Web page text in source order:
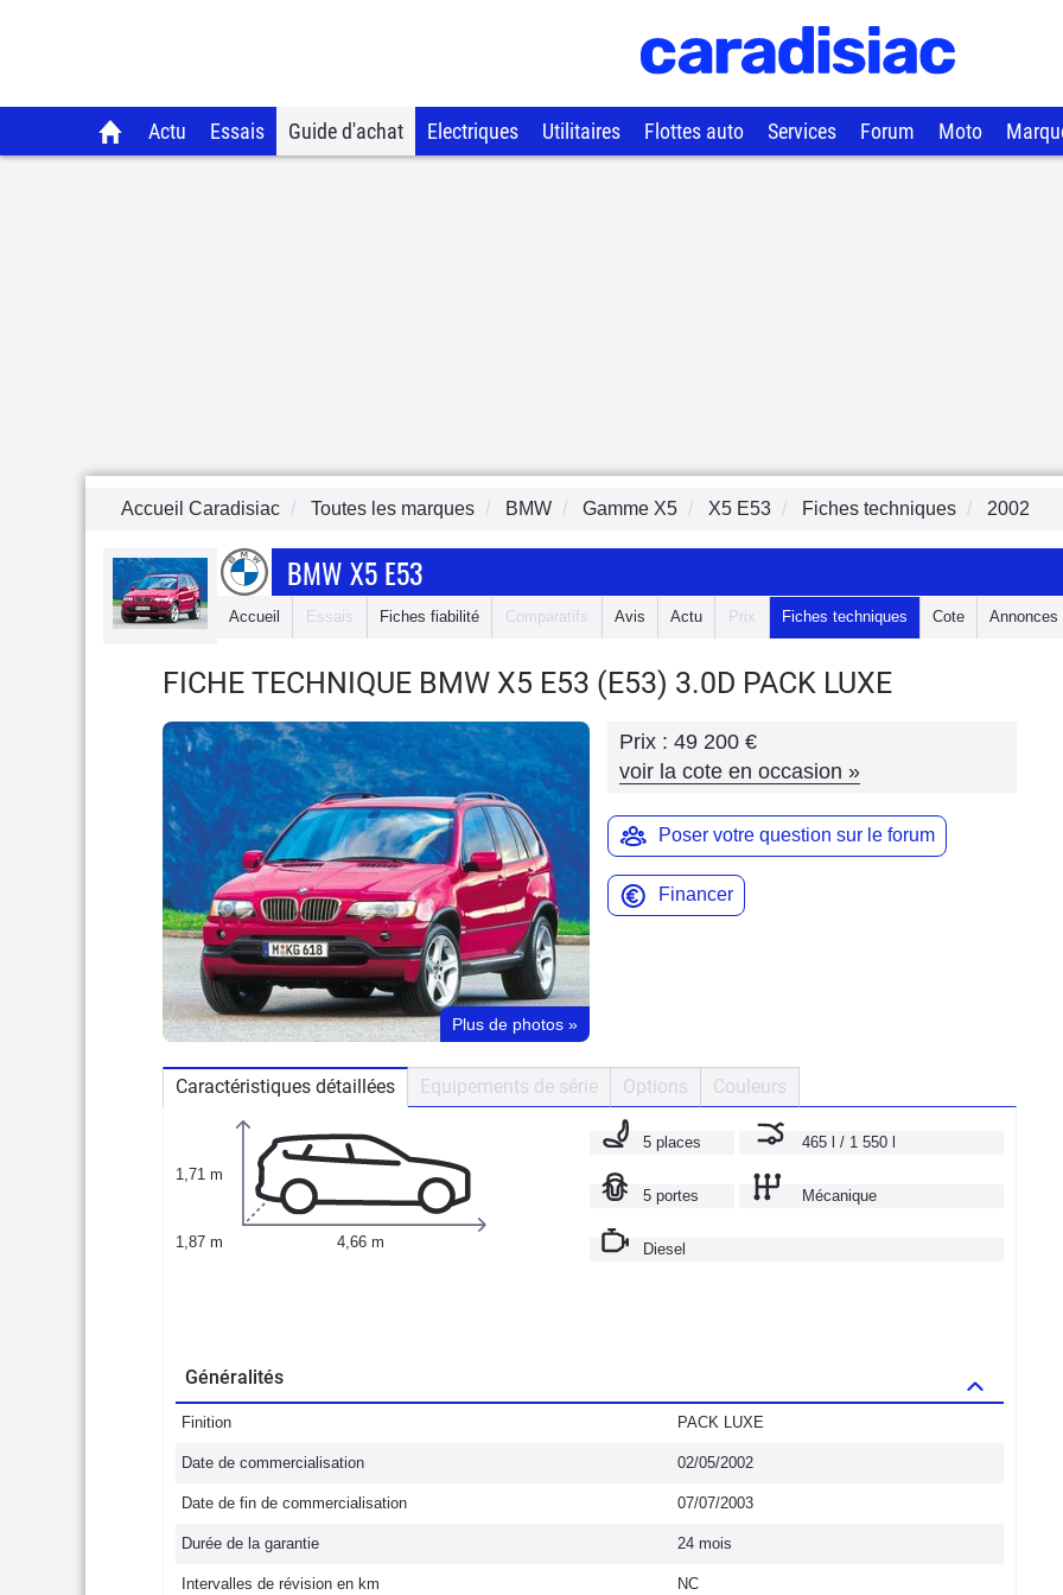
Actu Essais Guide d'achat Electriques Utilitaires Flottes auto Services Forum Moto
Accueil Caradisiac Toutes les marques BMW Gamme X5 X5 E53 Fiches techniques 2002
BMW X5 E53
Accueil Essais Fiches fiabilité Comparatifs Avis Actu Prix Fiches techniques Cote Annonces
FICHE TECHNIQUE BMW X5 E53 (E53) 3.0D PACK LUXE
Plus de photos »
Prix : 49 200 €
voir la cote en occasion »
Poser votre question sur le forum
Financer
Caractéristiques détaillées Equipements de série Options Couleurs
1,71 m
1,87 m 4,66 m
5 places 465 l / 1 550 l
5 portes Mécanique
Diesel
Généralités
Finition PACK LUXE
Date de commercialisation 02/05/2002
Date de fin de commercialisation 07/07/2003
Durée de la garantie 24 mois
Intervalles de révision en km NC